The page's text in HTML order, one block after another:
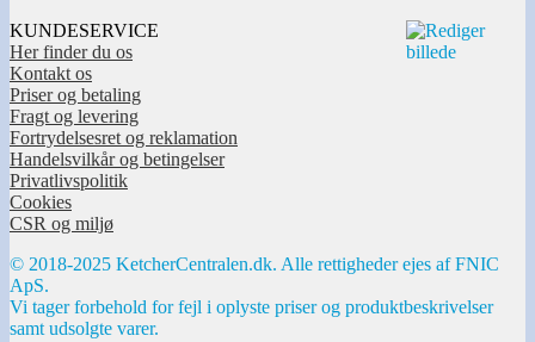
KUNDESERVICE
Her finder du os
Kontakt os
Priser og betaling
Fragt og levering
Fortrydelsesret og reklamation
Handelsvilkår og betingelser
Privatlivspolitik
Cookies
CSR og miljø
© 2018-2025 KetcherCentralen.dk. Alle rettigheder ejes af FNIC
ApS.
Vi tager forbehold for fejl i oplyste priser og produktbeskrivelser
samt udsolgte varer.